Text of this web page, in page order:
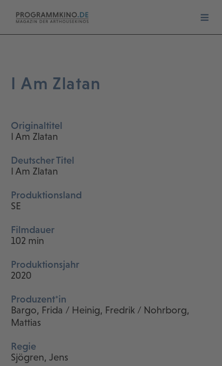
I Am Zlatan
Originaltitel
I Am Zlatan
Deutscher Titel
I Am Zlatan
Produktionsland
SE
Filmdauer
102 min
Produktionsjahr
2020
Produzent*in
Bargo, Frida / Heinig, Fredrik / Nohrborg,
Mattias
Regie
Sjögren, Jens